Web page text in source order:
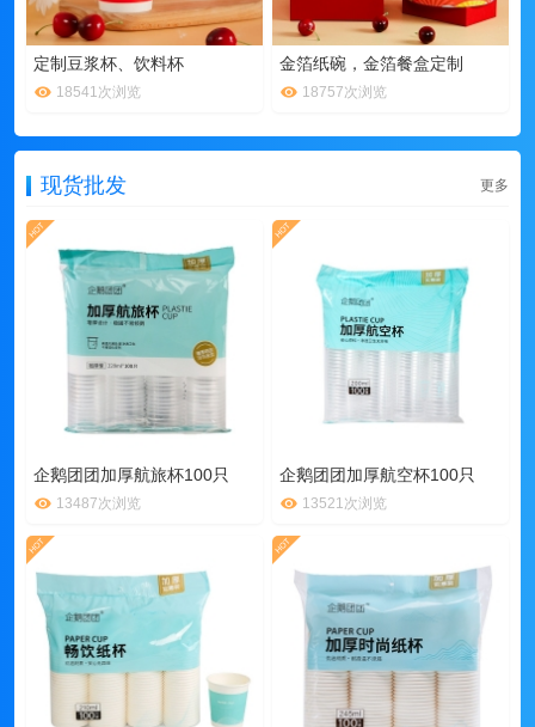
定制豆浆杯、饮料杯
18541次浏览
金箔纸碗，金箔餐盒定制
18757次浏览
现货批发 更多
企鹅团团加厚航旅杯100只
13487次浏览
企鹅团团加厚航空杯100只
13521次浏览